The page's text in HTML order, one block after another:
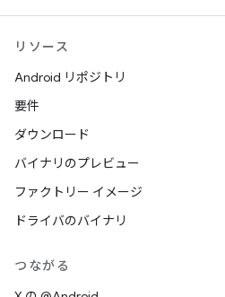
リソース
Android リポジトリ
要件
ダウンロード
バイナリのプレビュー
ファクトリー イメージ
ドライバのバイナリ
つながる